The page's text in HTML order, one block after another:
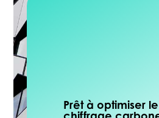
Prêt à optimiser le